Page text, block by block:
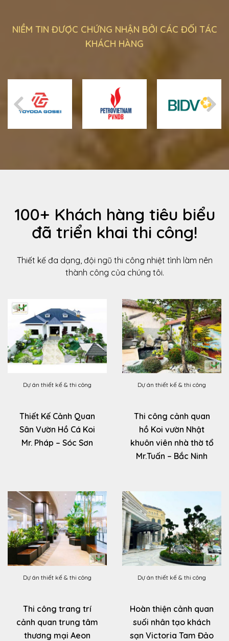
NIỀM TIN ĐƯỢC CHỨNG NHẬN BỞI CÁC ĐỐI TÁC
KHÁCH HÀNG
100+ Khách hàng tiêu biểu
đã triển khai thi công!
Thiết kế đa dạng, đội ngũ thi công nhiệt tình làm nên
thành công của chúng tôi.
Dự án thiết kế & thi công
Thiết Kế Cảnh Quan
Sân Vườn Hồ Cá Koi
Mr. Pháp – Sóc Sơn
Dự án thiết kế & thi công
Thi công cảnh quan
hồ Koi vườn Nhật
khuôn viên nhà thờ tổ
Mr.Tuấn – Bắc Ninh
Dự án thiết kế & thi công
Thi công trang trí
cảnh quan trung tâm
thương mại Aeon
Dự án thiết kế & thi công
Hoàn thiện cảnh quan
suối nhân tạo khách
sạn Victoria Tam Đảo